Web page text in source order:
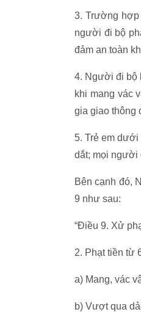
3. Trường
người đi bộ
đảm an toàn
4. Người đi bộ
khi mang vác
gia giao thông
5. Trẻ em
dắt; mọi người
Bên cạnh đó,
9 như sau:
“Điều 9. Xử
2. Phạt tiền từ
a) Mang, vác
b) Vượt qua